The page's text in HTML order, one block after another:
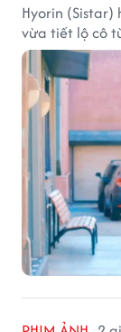
Hyorin
vừa tiết lộ cô